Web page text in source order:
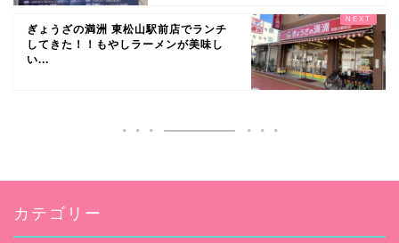
ぎょうざの満洲 東松山駅前店でランチ
してきた！！もやしラーメンが美味し
い...
カテゴリー